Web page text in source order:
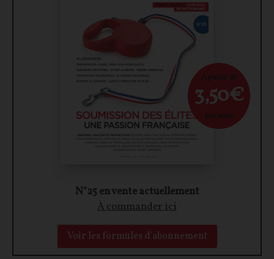
N°25 en vente actuellement
À commander ici
Voir les formules d'abonnement
À partir de
3,50€
par mois